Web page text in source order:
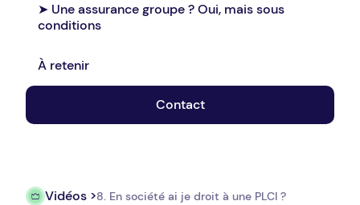
➤ Une assurance groupe ? Oui, mais sous
conditions
À retenir
Contact
Vidéos >8. En société ai je droit à une PLCI ?